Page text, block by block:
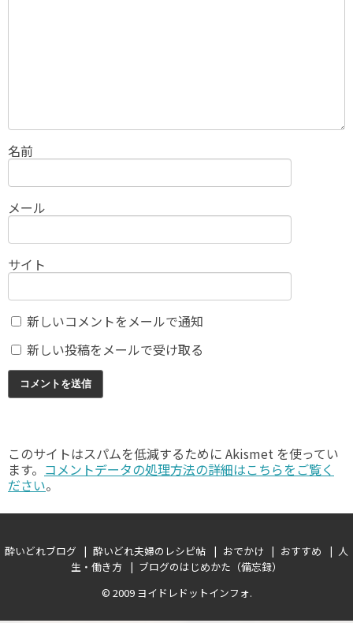
名前
メール
サイト
新しいコメントをメールで通知
新しい投稿をメールで受け取る
このサイトはスパムを低減するために Akismet を使ってい
ます。 コメントデータの処理方法の詳細はこちらをご覧く
ださい。
酔いどれブログ 酔いどれ夫婦のレシピ帖 おでかけ おすすめ
人
生・働き方
ブログのはじめかた（備忘録）
© 2009 ヨイドレドットインフォ.